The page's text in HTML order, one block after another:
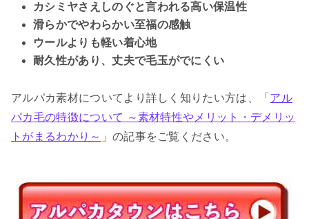
カシミヤさえしのぐと言われる高い保温性
滑らかでやわらかい至福の感触
ウールよりも軽い着心地
耐久性があり、丈夫で毛玉がでにくい
アルパカ素材についてより詳しく知りたい方は、「 アル
パカ毛の特徴について ～素材特性やメリット・デメリッ
トがまるわかり～ 」の記事をご覧ください。